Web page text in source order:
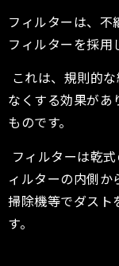
フィルターは、
フィルターを採用
これは、規則的
なくする効果があ
ものです。
フィルターは乾
ィルターの内側か
掃除機等でダスト
す。